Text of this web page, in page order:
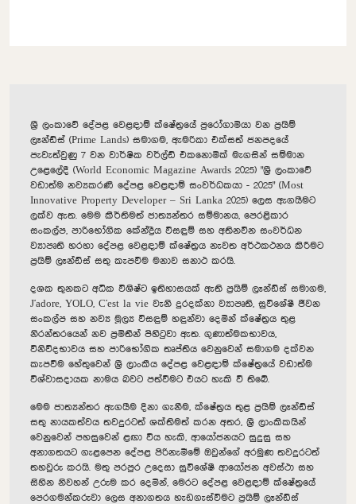
ශ්‍රී ලංකාවේ දේපළ වෙළඳාම් ක්ෂේත්‍රයේ පුරෝගාමියා වන ප්‍රයිම්
ලෑන්ඩ්ස් (Prime Lands) සමාගම, ඇමරිකා එක්සත් ජනපදයේ
පැවැත්වුණු 7 වන වාර්ෂික වර්ල්ඩ් එකනොමික් මැගසින් සම්මාන
උළෙලේදී (World Economic Magazine Awards 2025) "ශ්‍රී ලංකාවේ
වඩාත්ම නව්‍යකරණී දේපළ වෙළඳාම් සංවර්ධකයා - 2025" (Most
Innovative Property Developer – Sri Lanka 2025) ලෙස ඇගයීමට
ලක්ව ඇත. මෙම කීර්තිමත් ජාත්‍යන්තර සම්මානය, පෙරළිකාර
සංකල්ප, පාරිභෝගික කේන්ද්‍රීය විසඳුම් සහ අතිනවීන සංවර්ධන
ව්‍යාපෘති හරහා දේපළ වෙළඳාම් ක්ෂේත්‍රය නැවත අර්ථකථනය කිරීමට
ප්‍රයිම් ලෑන්ඩ්ස් සතු කැපවීම මනාව සනාථ කරයි.
දශක තුනකට අධික විශිෂ්ට ඉතිහාසයක් ඇති ප්‍රයිම් ලෑන්ඩ්ස් සමාගම,
J'adore, YOLO, C'est la vie වැනි දුරදක්නා ව්‍යාපෘති, සුවිශේෂී ජීවන
සංකල්ප සහ නව්‍ය මූල්‍ය විසඳුම් හඳුන්වා දෙමින් ක්ෂේත්‍රය තුළ
නිරන්තරයෙන් නව ප්‍රමිතීන් පිහිටුවා ඇත. ගුණාත්මකභාවය,
විනිවිදභාවය සහ පාරිභෝගික තෘප්තිය වෙනුවෙන් සමාගම දක්වන
කැපවීම හේතුවෙන් ශ්‍රී ලාංකීය දේපළ වෙළඳාම් ක්ෂේත්‍රයේ වඩාත්ම
විශ්වාසදායක නාමය බවට පත්වීමට එයට හැකි වී තිබේ.
මෙම ජාත්‍යන්තර ඇගයීම දිනා ගැනීම, ක්ෂේත්‍රය තුළ ප්‍රයිම් ලෑන්ඩ්ස්
සතු නායකත්වය තවදුරටත් ශක්තිමත් කරන අතර, ශ්‍රී ලාංකිකයින්
වෙනුවෙන් පහසුවෙන් ළඟා විය හැකි, ආයෝජනයට සුදුසු සහ
අනාගතයට ගැළපෙන දේපළ පිරිනැමීමේ ඔවුන්ගේ අරමුණ තවදුරටත්
තහවුරු කරයි. මතු පරපුර උදෙසා සුවිශේෂී ආයෝජන අවස්ථා සහ
සිහින නිවහන් උරුම කර දෙමින්, මෙරට දේපළ වෙළඳාම් ක්ෂේත්‍රයේ
පෙරගමන්කරුවා ලෙස අනාගතය හැඩගැස්වීමට ප්‍රයිම් ලෑන්ඩ්ස්